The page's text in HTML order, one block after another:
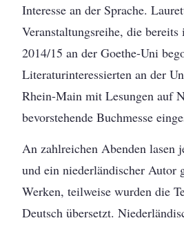
Interesse an der Sprache.
Veranstaltungsreihe, die
2014/15 an der Goethe-Uni
Literaturinteressierten an der
Rhein-Main mit Lesungen auf
bevorstehende Buchmesse
An zahlreichen Abenden lasen
und ein niederländischer Autor
Werken, teilweise wurden die
Deutsch übersetzt.